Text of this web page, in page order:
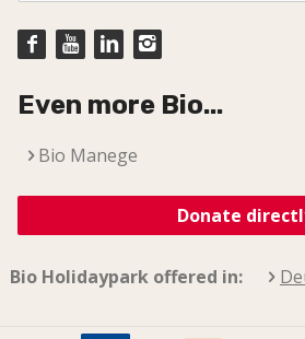
Even more Bio...
Bio Manege
Donate
Bio Holidaypark offered in: